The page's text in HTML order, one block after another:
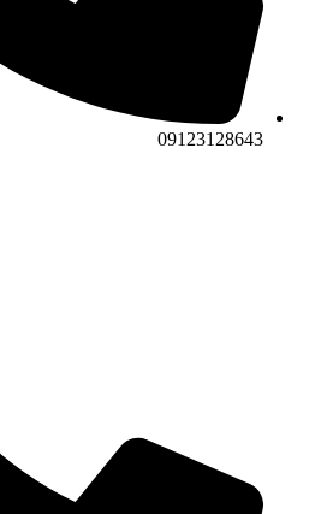
09123128643